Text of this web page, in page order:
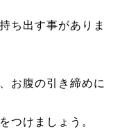
ち出す事がありま
お腹の引き締めに
つけましょう。